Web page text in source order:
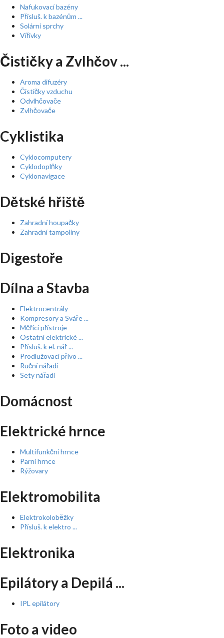
Nafukovací bazény
Přísluš. k bazénům ...
Solární sprchy
Vířivky
Čističky a Zvlhčov ...
Aroma difuzéry
Čističky vzduchu
Odvlhčovače
Zvlhčovače
Cyklistika
Cyklocomputery
Cyklodoplňky
Cyklonavigace
Dětské hřiště
Zahradní houpačky
Zahradní tampolíny
Digestoře
Dílna a Stavba
Elektrocentrály
Kompresory a Sváře ...
Měřící přístroje
Ostatní elektrické ...
Přísluš. k el. nář ...
Prodlužovací přívo ...
Ruční nářadí
Sety nářadí
Domácnost
Elektrické hrnce
Multifunkční hrnce
Parní hrnce
Rýžovary
Elektromobilita
Elektrokoloběžky
Přísluš. k elektro ...
Elektronika
Epilátory a Depilá ...
IPL epilátory
Foto a video